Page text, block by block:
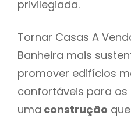
privilegiada.
Tornar Casas A
Banheira mais
promover edifícios
confortáveis para os
uma construção